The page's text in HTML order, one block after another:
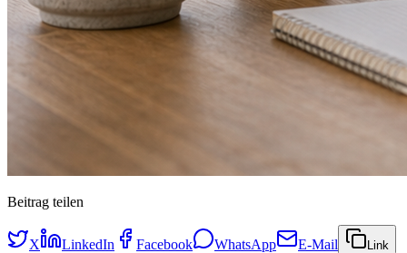
Beitrag teilen
X LinkedIn Facebook WhatsApp E-Mail Link